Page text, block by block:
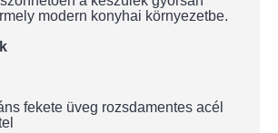
modern konyhai környezetbe.
fekete üveg rozsdamentes acél